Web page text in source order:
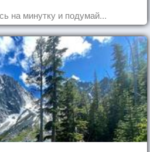
на минутку и подумай...